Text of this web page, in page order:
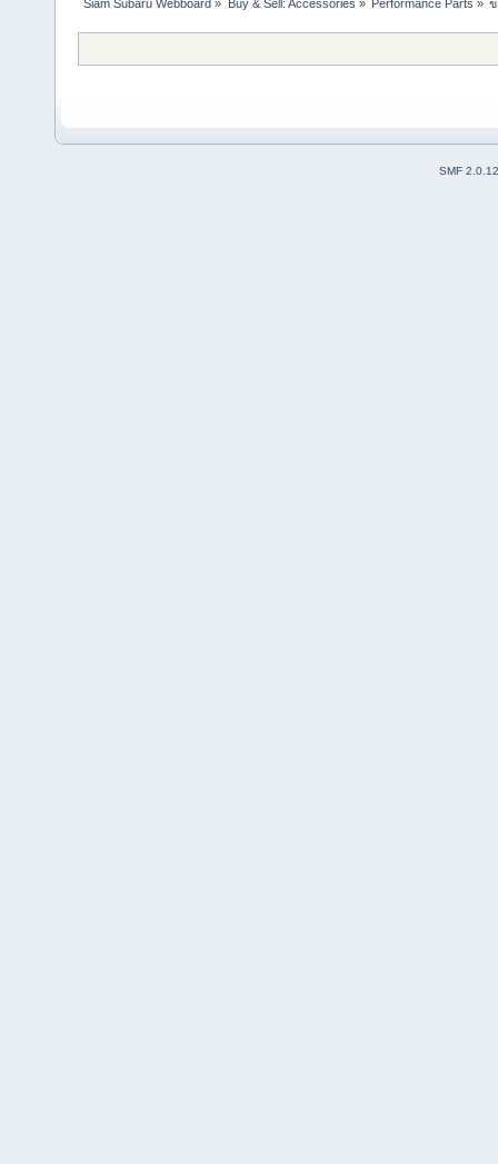
Siam Subaru Webboard » Buy & Sell: Accessories » Performance Parts » ข
SMF 2.0.12